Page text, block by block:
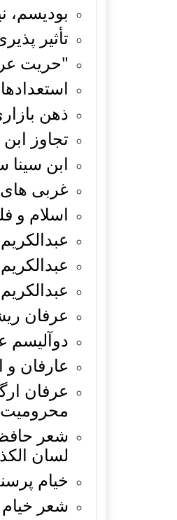
بودیسم،
تأثیر
"حریت
ذهن
تجاوز
ابن
غربی
اسلام و
عرفان
دوآلیسم
عارفان
عرفان
شعر
لسان
خیام
شعر خیام